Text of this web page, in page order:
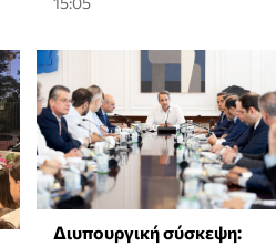
Διυπουργική σύσκεψη: